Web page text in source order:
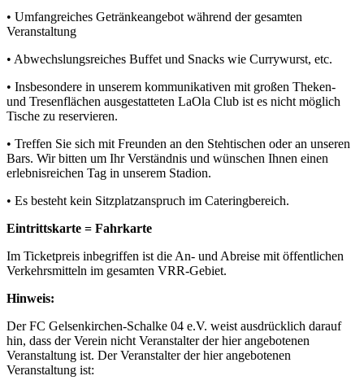
• Umfangreiches Getränkeangebot während der gesamten
Veranstaltung
• Abwechslungsreiches Buffet und Snacks wie Currywurst, etc.
• Insbesondere in unserem kommunikativen mit großen Theken-
und Tresenflächen ausgestatteten LaOla Club ist es nicht möglich
Tische zu reservieren.
• Treffen Sie sich mit Freunden an den Stehtischen oder an unseren
Bars. Wir bitten um Ihr Verständnis und wünschen Ihnen einen
erlebnisreichen Tag in unserem Stadion.
• Es besteht kein Sitzplatzanspruch im Cateringbereich.
Eintrittskarte = Fahrkarte
Im Ticketpreis inbegriffen ist die An- und Abreise mit öffentlichen
Verkehrsmitteln im gesamten VRR-Gebiet.
Hinweis:
Der FC Gelsenkirchen-Schalke 04 e.V. weist ausdrücklich darauf
hin, dass der Verein nicht Veranstalter der hier angebotenen
Veranstaltung ist. Der Veranstalter der hier angebotenen
Veranstaltung ist: